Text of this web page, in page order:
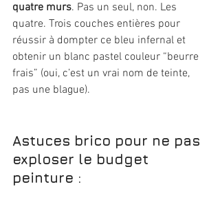
quatre murs. Pas un seul, non. Les
quatre. Trois couches entières pour
réussir à dompter ce bleu infernal et
obtenir un blanc pastel couleur “beurre
frais” (oui, c’est un vrai nom de teinte,
pas une blague).
Astuces brico pour ne pas
exploser le budget
peinture :